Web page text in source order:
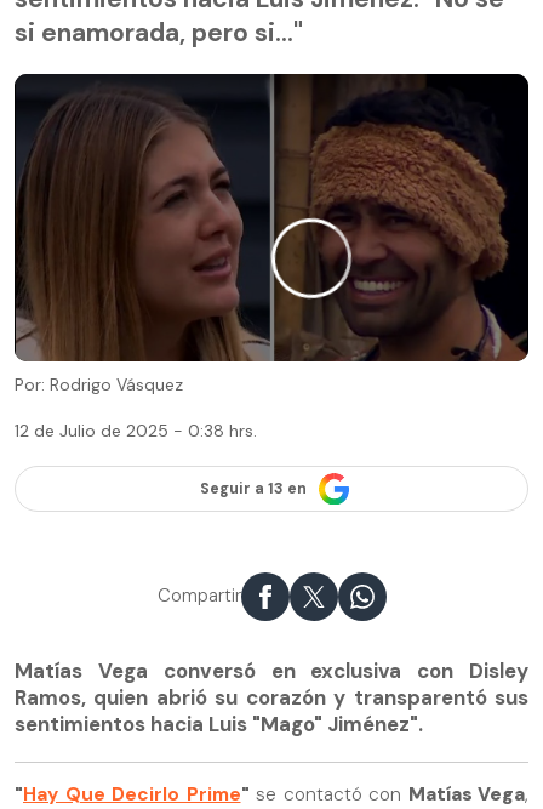
si enamorada, pero si..."
Por: Rodrigo Vásquez
12 de Julio de 2025 - 0:38 hrs.
Seguir a 13 en
Compartir
Matías Vega conversó en exclusiva con Disley
Ramos, quien abrió su corazón y transparentó sus
sentimientos hacia Luis "Mago" Jiménez".
"Hay Que Decirlo Prime" se contactó con Matías Vega,